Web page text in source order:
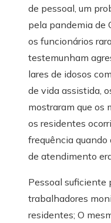
de pessoal, um
pela pandemia de
os funcionários
testemunham
lares de idosos
de vida assistida,
mostraram que os
os residentes
frequência quando
de atendimento
Pessoal suficiente
trabalhadores
residentes; O